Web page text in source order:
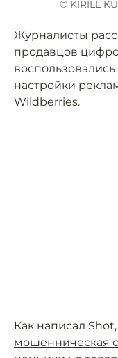
© KIRILL
Журналисты
продавцов
настройки
Wildberries.
Как написал
мошенническая